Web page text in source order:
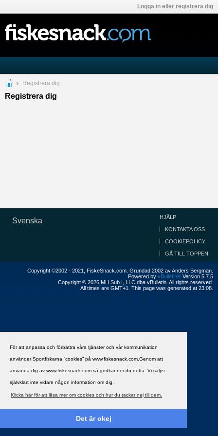
För att anpassa och förbättra våra tjänster och vår kommunikation
använder Sportfiskarna ”cookies” på www.fiskesnack.com.Genom att
använda dig av www.fiskesnack.com så godkänner du detta. Vi säljer
självklart inte vidare någon information om dig.
Klicka här för att läsa mer om cookies och hur du tackar nej till dem.
Det är okej
Logga in eller registrera dig
Registrera dig
Registrera dig
Svenska HJÄLP
KONTAKTA OSS
COOKIEPOLICY
GÅ TILL TOPPEN
Copyright ©2002 - 2021, FiskeSnack.com. Grundad 2002 av Anders Bergman.
Powered by vBulletin® Version 5.7.5
Copyright © 2026 MH Sub I, LLC dba vBulletin. All rights reserved.
All times are GMT+1. This page was generated at 23:08.